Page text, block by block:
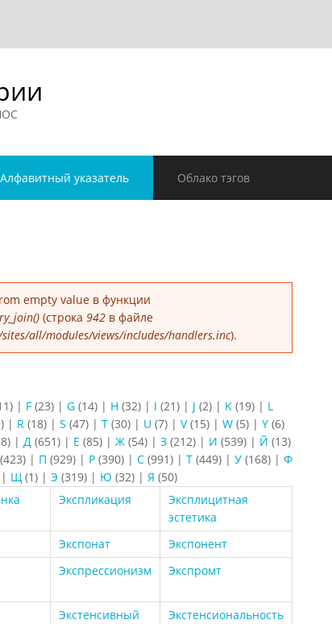
Алфавитный указатель Облако тэгов
empty value в функции
(строка 942 в файле
all/modules/views/includes/handlers.inc).
| F (23) | G (14) | H (32) | I (21) | J (2) | K (19) | L
| R (18) | S (47) | T (30) | U (7) | V(15) | W (5) | Y (6)
| Д (651) | Е (85) | Ж (54) | З (212) | И (539) | Й (13)
(423) | П (929) | Р (390) | С (991) | Т (449) | У (168) | Ф
| Щ (1) | Э (319) | Ю (32) | Я (50)
Экспликация
Эксплицитная
эстетика
Экспонат
Экспонент
Экспрессионизм Экспромт
Экстенсивный
Экстенсиональность